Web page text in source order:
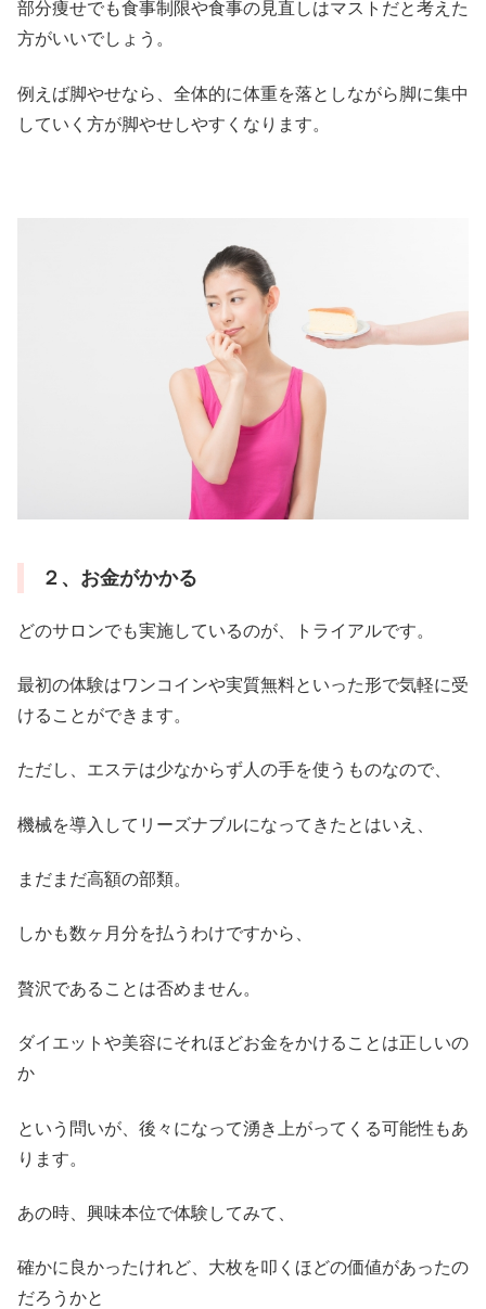
部分痩せでも食事制限や食事の見直しはマストだと考えた
方がいいでしょう。
例えば脚やせなら、全体的に体重を落としながら脚に集中
していく方が脚やせしやすくなります。
２、お金がかかる
どのサロンでも実施しているのが、トライアルです。
最初の体験はワンコインや実質無料といった形で気軽に受
けることができます。
ただし、エステは少なからず人の手を使うものなので、
機械を導入してリーズナブルになってきたとはいえ、
まだまだ高額の部類。
しかも数ヶ月分を払うわけですから、
贅沢であることは否めません。
ダイエットや美容にそれほどお金をかけることは正しいの
か
という問いが、後々になって湧き上がってくる可能性もあ
ります。
あの時、興味本位で体験してみて、
確かに良かったけれど、大枚を叩くほどの価値があったの
だろうかと